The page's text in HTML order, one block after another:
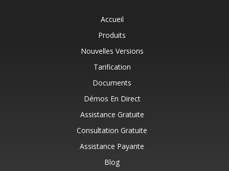
Accueil
Produits
Nouvelles Versions
Tarification
Documents
Démos En Direct
Assistance Gratuite
Consultation Gratuite
Assistance Payante
Blog